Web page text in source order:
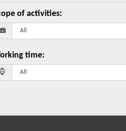
of activities:
time: